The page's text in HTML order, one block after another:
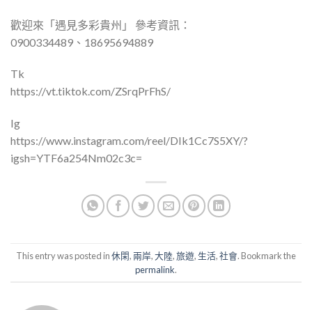
歡迎來「遇見多彩貴州」 參考資訊：
0900334489、18695694889
Tk
https://vt.tiktok.com/ZSrqPrFhS/
Ig
https://www.instagram.com/reel/DIk1Cc7S5XY/?
igsh=YTF6a254Nm02c3c=
This entry was posted in休閑,兩岸,大陸,旅遊,生活,社會. Bookmark the
permalink.